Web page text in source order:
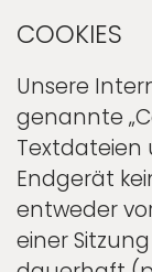
COOKIES
Unsere
genannte
Textdateien
Endgerät
entweder
einer